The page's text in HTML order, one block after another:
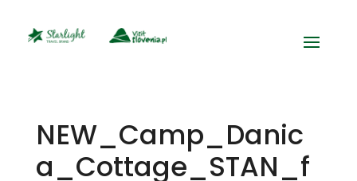
NEW_Camp_Danic
a_Cottage_STAN_f